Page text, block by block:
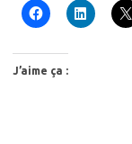
J’aime ça :